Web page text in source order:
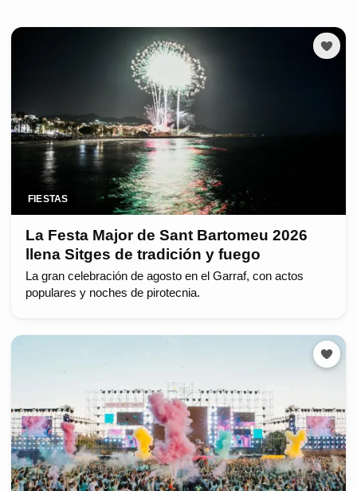
FIESTAS
La Festa Major de Sant Bartomeu 2026
llena Sitges de tradición y fuego
La gran celebración de agosto en el Garraf, con actos
populares y noches de pirotecnia.